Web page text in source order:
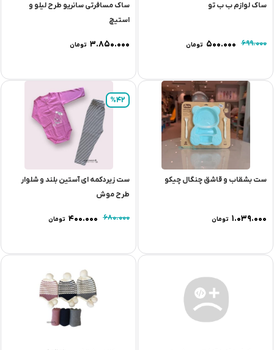
ساک لوازم ب ب تو
۶۹۹.۰۰۰ ۵۰۰.۰۰۰ تومان
ساک مسافرتی سانریو طرح لیلو و
استیچ
۳.۸۵۰.۰۰۰ تومان
ست بشقاب و قاشق چنگال چیکو
۱.۰۳۹.۰۰۰ تومان
ست زیردکمه ای آستین بلند و شلوار
طرح موش
۶۸۰.۰۰۰ ۴۰۰.۰۰۰ تومان
%42